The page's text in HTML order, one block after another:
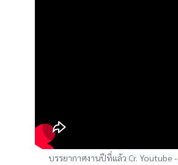
บรรยากาศงานปีที่แล้ว Cr. Youtube -